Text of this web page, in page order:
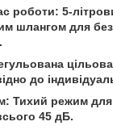
роботи: 5-
шлангом для
цільова
до
Тихий режим для
45 дБ.